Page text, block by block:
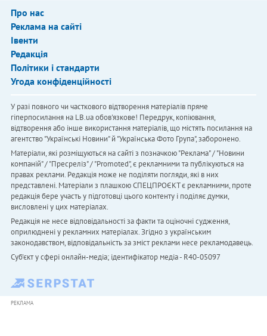
Про нас
Реклама на сайті
Івенти
Редакція
Політики і стандарти
Угода конфіденційності
У разі повного чи часткового відтворення матеріалів пряме
гіперпосилання на LB.ua обов'язкове! Передрук, копіювання,
відтворення або інше використання матеріалів, що містять посилання на
агентство "Українськi Новини" й "Українська Фото Група", заборонено.
Матеріали, які розміщуються на сайті з позначкою "Реклама" / "Новини
компаній" / "Пресреліз" / "Promoted", є рекламними та публікуються на
правах реклами. Редакція може не поділяти погляди, які в них
представлені. Матеріали з плашкою СПЕЦПРОЄКТ є рекламними, проте
редакція бере участь у підготовці цього контенту і поділяє думки,
висловлені у цих матеріалах.
Редакція не несе відповідальності за факти та оціночні судження,
оприлюднені у рекламних матеріалах. Згідно з українським
законодавством, відповідальність за зміст реклами несе рекламодавець.
Cуб'єкт у сфері онлайн-медіа; ідентифікатор медіа - R40-05097
РЕКЛАМА